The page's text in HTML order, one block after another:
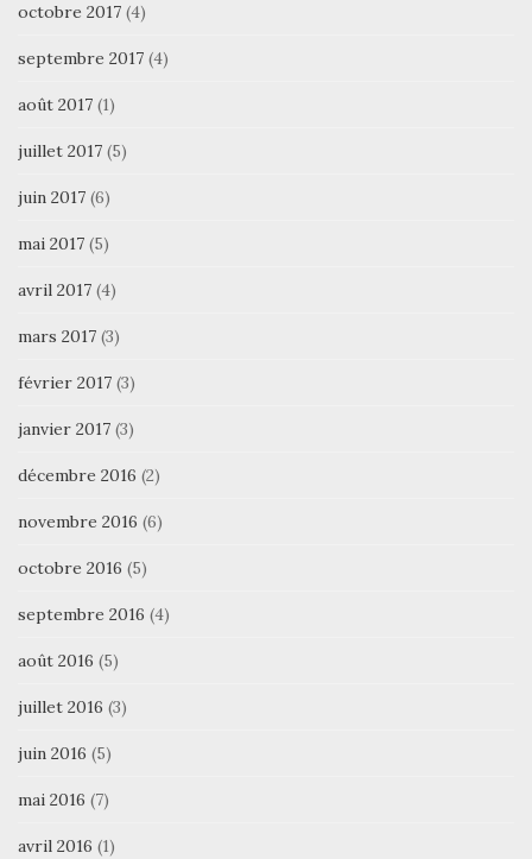
octobre 2017 (4)
septembre 2017 (4)
août 2017 (1)
juillet 2017 (5)
juin 2017 (6)
mai 2017 (5)
avril 2017 (4)
mars 2017 (3)
février 2017 (3)
janvier 2017 (3)
décembre 2016 (2)
novembre 2016 (6)
octobre 2016 (5)
septembre 2016 (4)
août 2016 (5)
juillet 2016 (3)
juin 2016 (5)
mai 2016 (7)
avril 2016 (1)